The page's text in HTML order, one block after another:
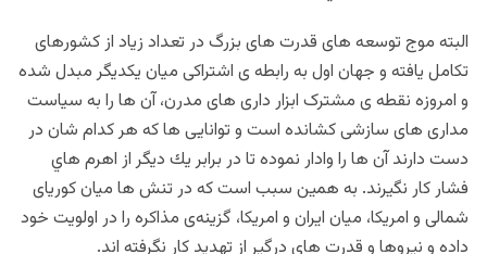
البته موج توسعه های قدرت های بزرگ در تعداد زیاد از کشورهای
تکامل یافته و جهان اول به رابطه ی اشتراکی میان یکدیگر مبدل شده
و امروزه نقطه ی مشترک ابزار داری های مدرن، آن ها را به سیاست
مداری های سازشی کشانده است و توانایی ها که هر کدام شان در
دست دارند آن ها را وادار نموده تا در برابر يك ديگر از اهرم هاي
فشار کار نگیرند. به همین سبب است که در تنش ها میان کوریای
شمالی و امریکا، میان ایران و امریکا، گزینه‌ی مذاکره را در اولویت خود
داده و نیروها و قدرت های درگیر از تهدید کار نگرفته اند.